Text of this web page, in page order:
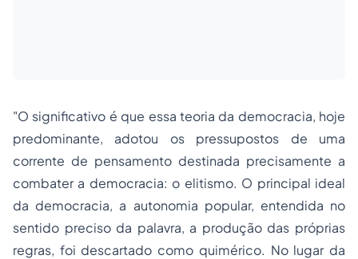
"O significativo é que essa teoria da democracia, hoje
predominante, adotou os pressupostos de uma
corrente de pensamento destinada precisamente a
combater a democracia: o elitismo. O principal ideal
da democracia, a autonomia popular, entendida no
sentido preciso da palavra, a produção das próprias
regras, foi descartado como quimérico. No lugar da